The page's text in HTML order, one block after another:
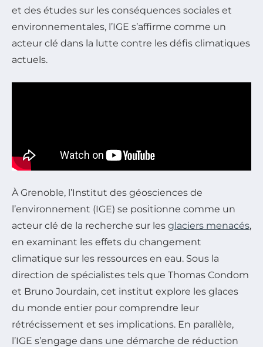
et des études sur les conséquences sociales et
environnementales, l’IGE s’affirme comme un
acteur clé dans la lutte contre les défis climatiques
actuels.
À Grenoble, l’Institut des géosciences de
l’environnement (IGE) se positionne comme un
acteur clé de la recherche sur les glaciers menacés,
en examinant les effets du changement
climatique sur les ressources en eau. Sous la
direction de spécialistes tels que Thomas Condom
et Bruno Jourdain, cet institut explore les glaces
du monde entier pour comprendre leur
rétrécissement et ses implications. En parallèle,
l’IGE s’engage dans une démarche de réduction